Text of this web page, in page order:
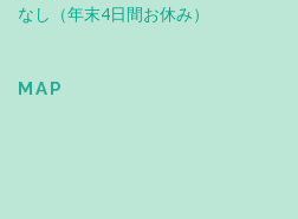
なし（年末4日間お休み）
MAP